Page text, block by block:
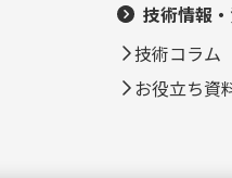
技術情報
技術コラム
お役立ち資